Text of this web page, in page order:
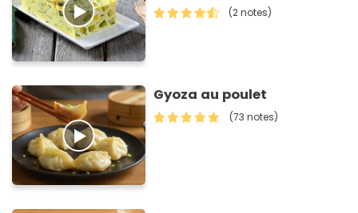
(2 notes)
Gyoza au poulet
(73 notes)